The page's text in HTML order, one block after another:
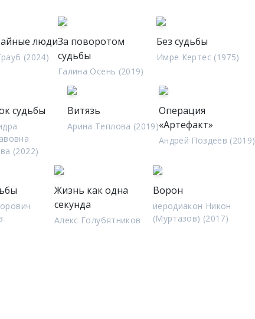
люди
(2024)
За поворотом
судьбы
Галина Осень (2019)
Без судьбы
Имре Кертес (1975)
судьбы
(2022)
Витязь
Арина Теплова (2019)
Операция
«Артефакт»
Андрей Поздеев (2019)
Жизнь как одна
секунда
Алекс Голубятников
Ворон
иеродиакон Никон
(Муртазов) (2017)